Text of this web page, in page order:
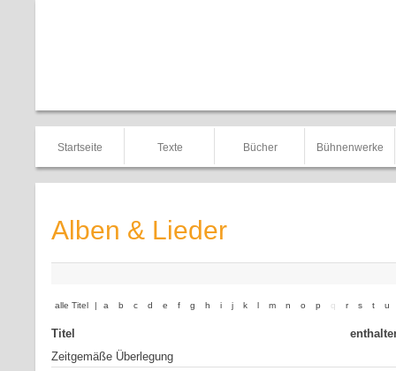
Startseite Texte Bücher Bühnenwerke
Alben & Lieder
alle Titel | a b c d e f g h i j k l m n o p q r s t u
Titel
Zeitgemäße Überlegung